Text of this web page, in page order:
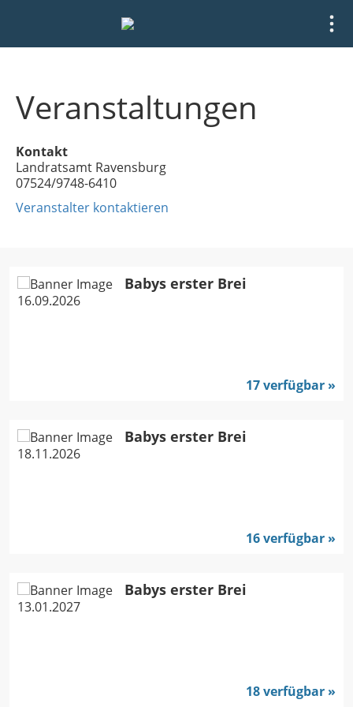
Veranstaltungen
Kontakt
Landratsamt Ravensburg
07524/9748-6410
Veranstalter kontaktieren
Babys erster Brei
16.09.2026
17 verfügbar
Babys erster Brei
18.11.2026
16 verfügbar
Babys erster Brei
13.01.2027
18 verfügbar